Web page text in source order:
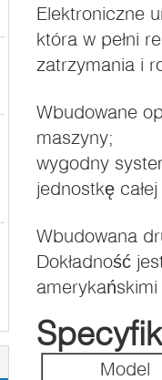
Elektroniczne
która w pełni
zatrzymania i
Wbudowane
maszyny;
wygodny
jednostkę
Wbudowana
Dokładność
Model